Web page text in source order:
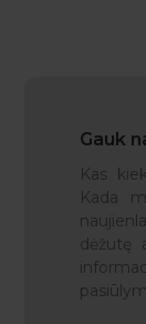
Gauk
Kas
Kada
dėžutę